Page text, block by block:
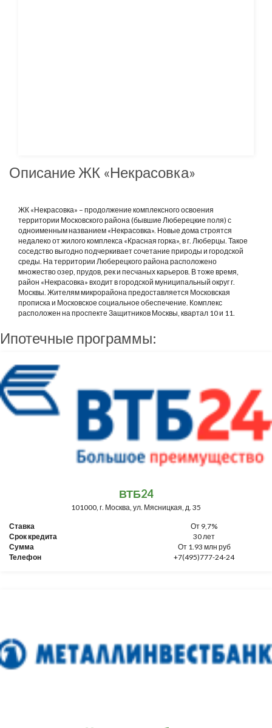
Описание ЖК «Некрасовка»
ЖК «Некрасовка» – продолжение комплексного освоения
территории Московского района (бывшие Люберецкие поля) с
одноименным названием «Некрасовка». Новые дома строятся
недалеко от жилого комплекса «Красная горка», в г. Люберцы. Такое
соседство выгодно подчеркивает сочетание природы и городской
среды. На территории Люберецкого района расположено
множество озер, прудов, рек и песчаных карьеров. В тоже время,
район «Некрасовка» входит в городской муниципальный округ г.
Москвы. Жителям микрорайона предоставляется Московская
прописка и Московское социальное обеспечение. Комплекс
расположен на проспекте Защитников Москвы, квартал 10 и 11.
Ипотечные программы:
ВТБ24
101000, г. Москва, ул. Мясницкая, д. 35
Ставка
От 9,7%
Срок кредита
30 лет
Сумма
От 1.93 млн руб
Телефон
+7(495)777-24-24